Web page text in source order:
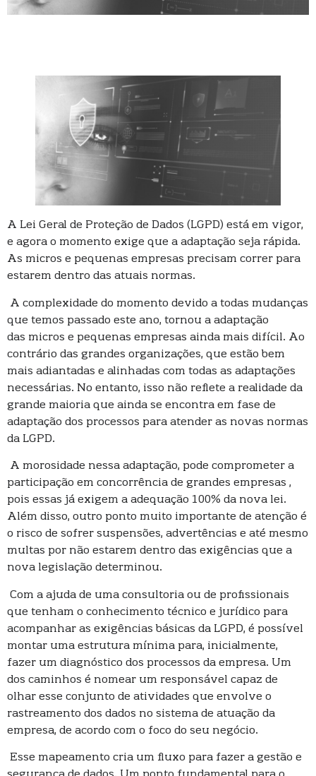
A Lei Geral de Proteção de Dados (LGPD) está em vigor,
e agora o momento exige que a adaptação seja rápida.
As micros e pequenas empresas precisam correr para
estarem dentro das atuais normas.
A complexidade do momento devido a todas mudanças
que temos passado este ano, tornou a adaptação
das micros e pequenas empresas ainda mais difícil. Ao
contrário das grandes organizações, que estão bem
mais adiantadas e alinhadas com todas as adaptações
necessárias. No entanto, isso não reflete a realidade da
grande maioria que ainda se encontra em fase de
adaptação dos processos para atender as novas normas
da LGPD.
A morosidade nessa adaptação, pode comprometer a
participação em concorrência de grandes empresas ,
pois essas já exigem a adequação 100% da nova lei.
Além disso, outro ponto muito importante de atenção é
o risco de sofrer suspensões, advertências e até mesmo
multas por não estarem dentro das exigências que a
nova legislação determinou.
Com a ajuda de uma consultoria ou de profissionais
que tenham o conhecimento técnico e jurídico para
acompanhar as exigências básicas da LGPD, é possível
montar uma estrutura mínima para, inicialmente,
fazer um diagnóstico dos processos da empresa. Um
dos caminhos é nomear um responsável capaz de
olhar esse conjunto de atividades que envolve o
rastreamento dos dados no sistema de atuação da
empresa, de acordo com o foco do seu negócio.
Esse mapeamento cria um fluxo para fazer a gestão e